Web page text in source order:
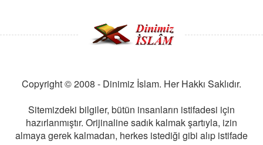
Copyright © 2008 - Dinimiz İslam. Her Hakkı Saklıdır.
Sitemizdeki bilgiler, bütün insanların istifadesi için
hazırlanmıştır. Orijinaline sadık kalmak şartıyla, izin
almaya gerek kalmadan, herkes istediği gibi alıp istifade